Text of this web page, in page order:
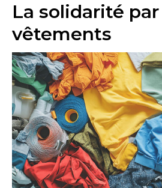
La solidarité
vêtements